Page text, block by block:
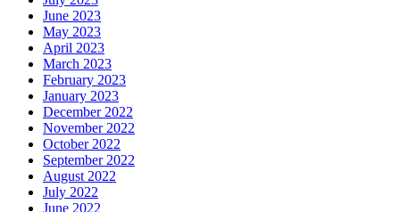
June 2023
May 2023
April 2023
March 2023
February 2023
January 2023
December 2022
November 2022
October 2022
September 2022
August 2022
July 2022
June 2022